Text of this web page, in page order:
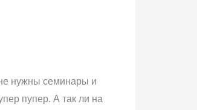
не нужны семинары и
пупер. А так ли на